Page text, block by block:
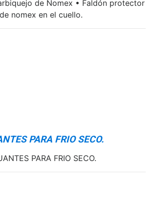
de Nomex • Faldón protector
de nomex en el cuello.
PARA FRIO SECO.
PARA FRIO SECO.